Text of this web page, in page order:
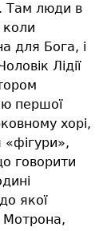
Там люди в
коли
для Бога, і
Лідії
першої
хорі,
«фігури»,
говорити
якої
Мотрона,